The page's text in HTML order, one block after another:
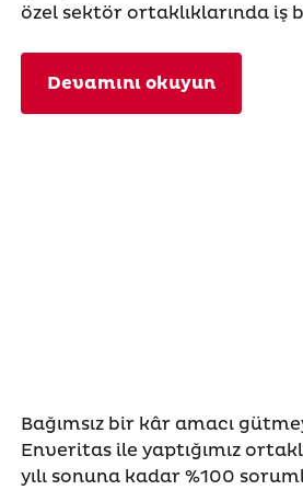
özel sektör ortaklıklarında iş
Devamını okuyun
Bağımsız bir kâr amacı
Enveritas ile yaptığımız
yılı sonuna kadar %100